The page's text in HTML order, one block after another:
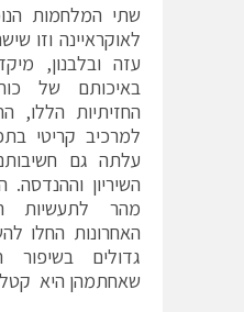
שתי המלחמות
לאוקראיינה וזו
עזה ובלבנון,
באיכותם של
החזיתיות הללו,
למרכיב קריטי
עלתה גם
השיריון
מהר לתעשיות
האחרונות החלו
גדולים בשיפור
שאחתמהן היא